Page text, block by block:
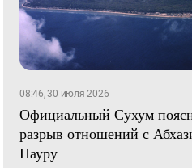
08:46, 30 июля 2026
Официальный Сухум
разрыв отношений с
Науру